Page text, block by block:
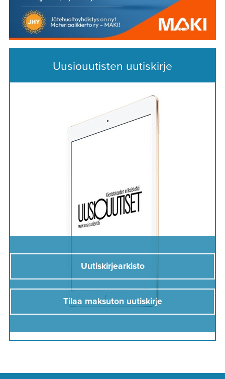
Uusiouutisten uutiskirje
Uutiskirjearkisto
Tilaa maksuton uutiskirje